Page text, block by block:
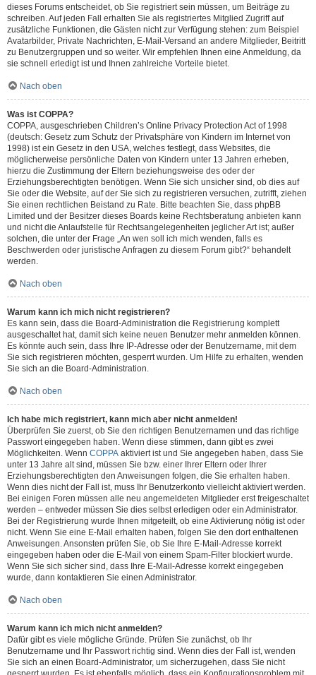
dieses Forums entscheidet, ob Sie registriert sein müssen, um Beiträge zu
schreiben. Auf jeden Fall erhalten Sie als registriertes Mitglied Zugriff auf
zusätzliche Funktionen, die Gästen nicht zur Verfügung stehen: zum Beispiel
Avatarbilder, Private Nachrichten, E-Mail-Versand an andere Mitglieder, Beitritt
zu Benutzergruppen und so weiter. Wir empfehlen Ihnen eine Anmeldung, da
sie schnell erledigt ist und Ihnen zahlreiche Vorteile bietet.
Nach oben
Was ist COPPA?
COPPA, ausgeschrieben Children’s Online Privacy Protection Act of 1998
(deutsch: Gesetz zum Schutz der Privatsphäre von Kindern im Internet von
1998) ist ein Gesetz in den USA, welches festlegt, dass Websites, die
möglicherweise persönliche Daten von Kindern unter 13 Jahren erheben,
hierzu die Zustimmung der Eltern beziehungsweise des oder der
Erziehungsberechtigten benötigen. Wenn Sie sich unsicher sind, ob dies auf
Sie oder die Website, auf der Sie sich zu registrieren versuchen, zutrifft, ziehen
Sie einen rechtlichen Beistand zu Rate. Bitte beachten Sie, dass phpBB
Limited und der Besitzer dieses Boards keine Rechtsberatung anbieten kann
und nicht die Anlaufstelle für Rechtsangelegenheiten jeglicher Art ist; außer
solchen, die unter der Frage „An wen soll ich mich wenden, falls es
Beschwerden oder juristische Anfragen zu diesem Forum gibt?“ behandelt
werden.
Nach oben
Warum kann ich mich nicht registrieren?
Es kann sein, dass die Board-Administration die Registrierung komplett
ausgeschaltet hat, damit sich keine neuen Benutzer mehr anmelden können.
Es könnte auch sein, dass Ihre IP-Adresse oder der Benutzername, mit dem
Sie sich registrieren möchten, gesperrt wurden. Um Hilfe zu erhalten, wenden
Sie sich an die Board-Administration.
Nach oben
Ich habe mich registriert, kann mich aber nicht anmelden!
Überprüfen Sie zuerst, ob Sie den richtigen Benutzernamen und das richtige
Passwort eingegeben haben. Wenn diese stimmen, dann gibt es zwei
Möglichkeiten. Wenn COPPA aktiviert ist und Sie angegeben haben, dass Sie
unter 13 Jahre alt sind, müssen Sie bzw. einer Ihrer Eltern oder Ihrer
Erziehungsberechtigten den Anweisungen folgen, die Sie erhalten haben.
Wenn dies nicht der Fall ist, muss Ihr Benutzerkonto vielleicht aktiviert werden.
Bei einigen Foren müssen alle neu angemeldeten Mitglieder erst freigeschaltet
werden – entweder müssen Sie dies selbst erledigen oder ein Administrator.
Bei der Registrierung wurde Ihnen mitgeteilt, ob eine Aktivierung nötig ist oder
nicht. Wenn Sie eine E-Mail erhalten haben, folgen Sie den dort enthaltenen
Anweisungen. Ansonsten prüfen Sie, ob Sie Ihre E-Mail-Adresse korrekt
eingegeben haben oder die E-Mail von einem Spam-Filter blockiert wurde.
Wenn Sie sich sicher sind, dass Ihre E-Mail-Adresse korrekt eingegeben
wurde, dann kontaktieren Sie einen Administrator.
Nach oben
Warum kann ich mich nicht anmelden?
Dafür gibt es viele mögliche Gründe. Prüfen Sie zunächst, ob Ihr
Benutzername und Ihr Passwort richtig sind. Wenn dies der Fall ist, wenden
Sie sich an einen Board-Administrator, um sicherzugehen, dass Sie nicht